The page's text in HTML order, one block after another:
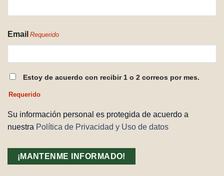
Email Requerido
CONSENTIMIENTO
Estoy de acuerdo con recibir 1 o 2 correos por mes.
Requerido
Su información personal es protegida de acuerdo a
nuestra Política de Privacidad y Uso de datos